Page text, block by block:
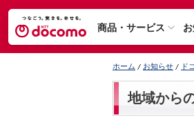
商品・サービス
ホーム お知らせ ド
地域から